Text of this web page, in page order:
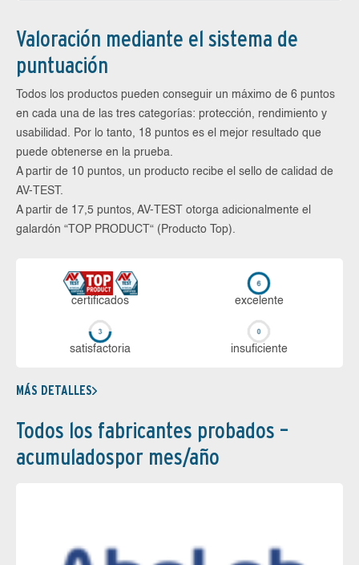
Valoración mediante el sistema de
puntuación
Todos los productos pueden conseguir un máximo de 6 puntos
en cada una de las tres categorías: protección, rendimiento y
usabilidad. Por lo tanto, 18 puntos es el mejor resultado que
puede obtenerse en la prueba.
A partir de 10 puntos, un producto recibe el sello de calidad de
AV-TEST.
A partir de 17,5 puntos, AV-TEST otorga adicionalmente el
galardón “TOP PRODUCT“ (Producto Top).
certi­ficados ex­ce­len­te
sa­tis­fac­to­ria in­su­fi­cien­te
MÁS DETALLES
Todos los fabricantes probados –
acumuladospor mes/año